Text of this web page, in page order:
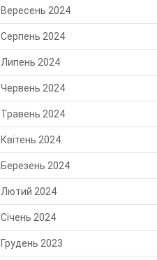
Вересень 2024
Серпень 2024
Липень 2024
Червень 2024
Травень 2024
Квітень 2024
Березень 2024
Лютий 2024
Січень 2024
Грудень 2023